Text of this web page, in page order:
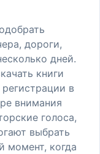
дороги,
дней.
книги
в
внимания
голоса,
выбрать
момент, когда